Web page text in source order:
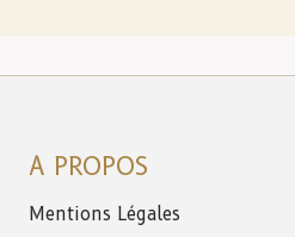
A PROPOS
Mentions Légales